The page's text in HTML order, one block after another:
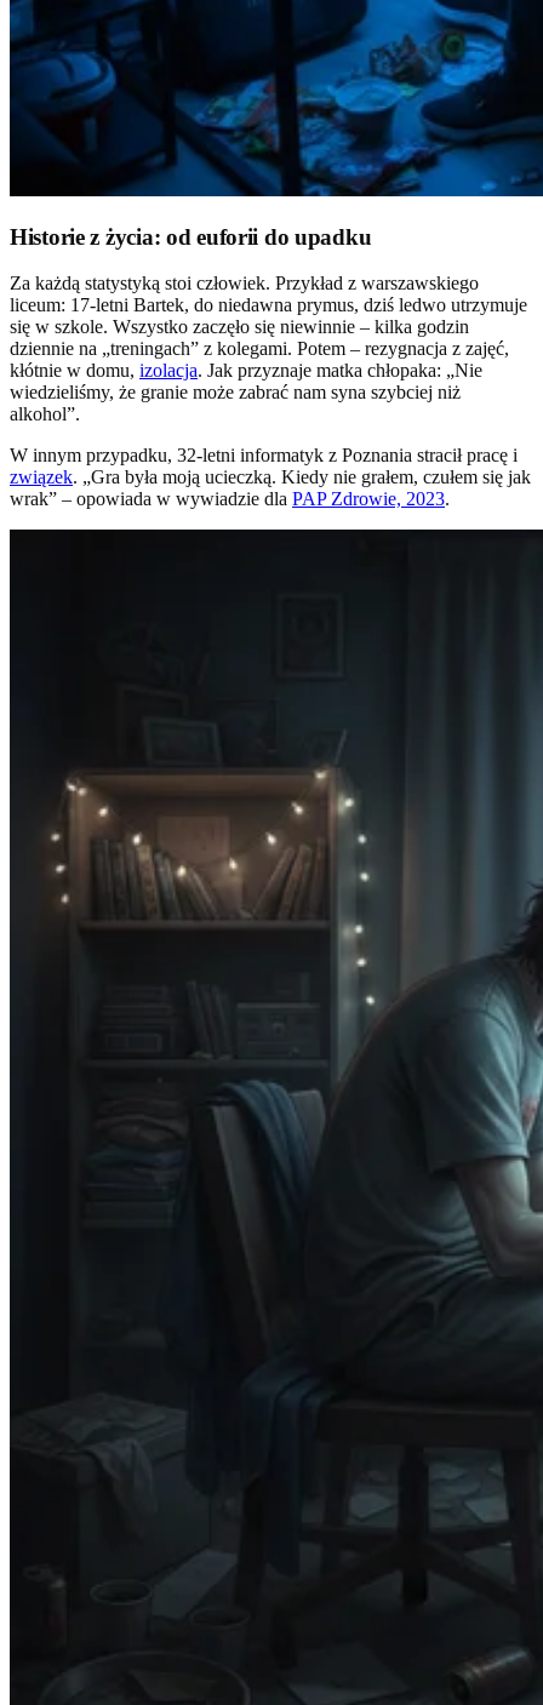
Historie z życia: od euforii do upadku
Za każdą statystyką stoi człowiek. Przykład z warszawskiego
liceum: 17-letni Bartek, do niedawna prymus, dziś ledwo utrzymuje
się w szkole. Wszystko zaczęło się niewinnie – kilka godzin
dziennie na „treningach” z kolegami. Potem – rezygnacja z zajęć,
kłótnie w domu, izolacja. Jak przyznaje matka chłopaka: „Nie
wiedzieliśmy, że granie może zabrać nam syna szybciej niż
alkohol”.
W innym przypadku, 32-letni informatyk z Poznania stracił pracę i
związek. „Gra była moją ucieczką. Kiedy nie grałem, czułem się jak
wrak” – opowiada w wywiadzie dla PAP Zdrowie, 2023.